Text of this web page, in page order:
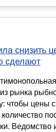
снизить
сделают
рынка
чтобы цены
Ведомство